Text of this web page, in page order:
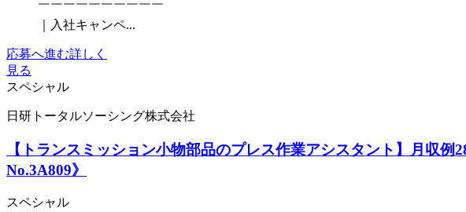
￣￣￣￣￣￣￣￣￣￣
｜入社キャンペ...
応募へ進む詳しく
見る
スペシャル
日研トータルソーシング株式会社
【トランスミッション小物部品のプレス作業アシスタント】月収
No.3A809》
スペシャル